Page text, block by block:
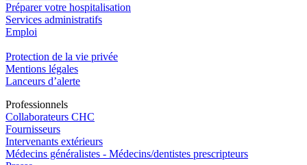
Préparer votre hospitalisation
Services administratifs
Emploi​
Protection de la vie privée
Mentions légales
Lanceurs d’alerte
Professionnels
Collaborateurs CHC
Fournisseurs
Intervenants extérieurs
Médecins généralistes - Médecins/dentistes prescripteurs